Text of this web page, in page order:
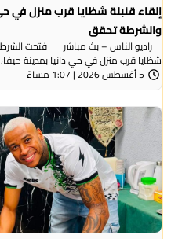
إلقاء قنبلة شظايا قرب منزل في حي
والشرطة تحقق
راديو الناس – بث مباشر فتحت الشرطة
شظايا قرب منزل في حي دانيا بمدينة حيفا، ...
5 أغسطس 2026 | 1:07 مساءً